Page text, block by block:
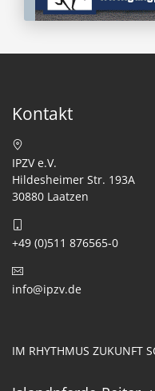
Kontakt
IPZV e.V.
Hildesheimer Str. 193A
30880 Laatzen
+49 (0)511 876565-0
info@ipzv.de
IM RHYTHMUS ZUKUNFT